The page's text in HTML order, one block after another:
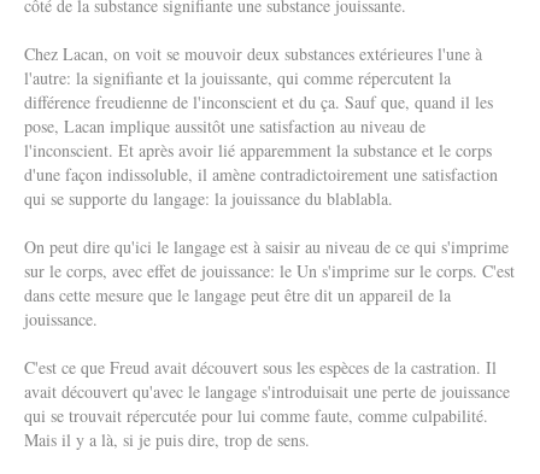
côté de la substance signifiante une substance jouissante.
Chez Lacan, on voit se mouvoir deux substances extérieures l'une à
l'autre: la signifiante et la jouissante, qui comme répercutent la
différence freudienne de l'inconscient et du ça. Sauf que, quand il les
pose, Lacan implique aussitôt une satisfaction au niveau de
l'inconscient. Et après avoir lié apparemment la substance et le corps
d'une façon indissoluble, il amène contradictoirement une satisfaction
qui se supporte du langage: la jouissance du blablabla.
On peut dire qu'ici le langage est à saisir au niveau de ce qui s'imprime
sur le corps, avec effet de jouissance: le Un s'imprime sur le corps. C'est
dans cette mesure que le langage peut être dit un appareil de la
jouissance.
C'est ce que Freud avait découvert sous les espèces de la castration. Il
avait découvert qu'avec le langage s'introduisait une perte de jouissance
qui se trouvait répercutée pour lui comme faute, comme culpabilité.
Mais il y a là, si je puis dire, trop de sens.